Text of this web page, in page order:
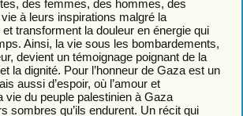
des femmes, des hommes, des
à leurs inspirations malgré la
transforment la douleur en énergie qui
Ainsi, la vie sous les bombardements,
devient un témoignage poignant de la
la dignité. Pour l’honneur de Gaza est un
aussi d’espoir, où l’amour et
vie du peuple palestinien à Gaza
sombres qu’ils endurent. Un récit qui